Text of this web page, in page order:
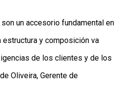
un accesorio fundamental en
y composición va
de los clientes y de los
Oliveira, Gerente de